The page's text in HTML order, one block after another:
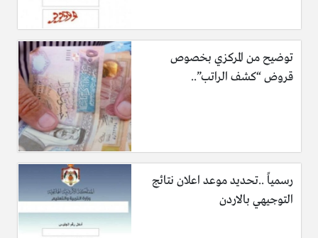
توضيح من المركزي بخصوص
قروض “كشف الراتب”..
رسمياً ..تحديد موعد اعلان نتائج
التوجيهي بالاردن